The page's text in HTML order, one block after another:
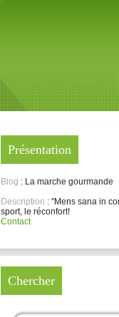
Présentation
Blog : La marche gourmande
Description : "Mens sana in
sport, le réconfort!
Contact
Chercher